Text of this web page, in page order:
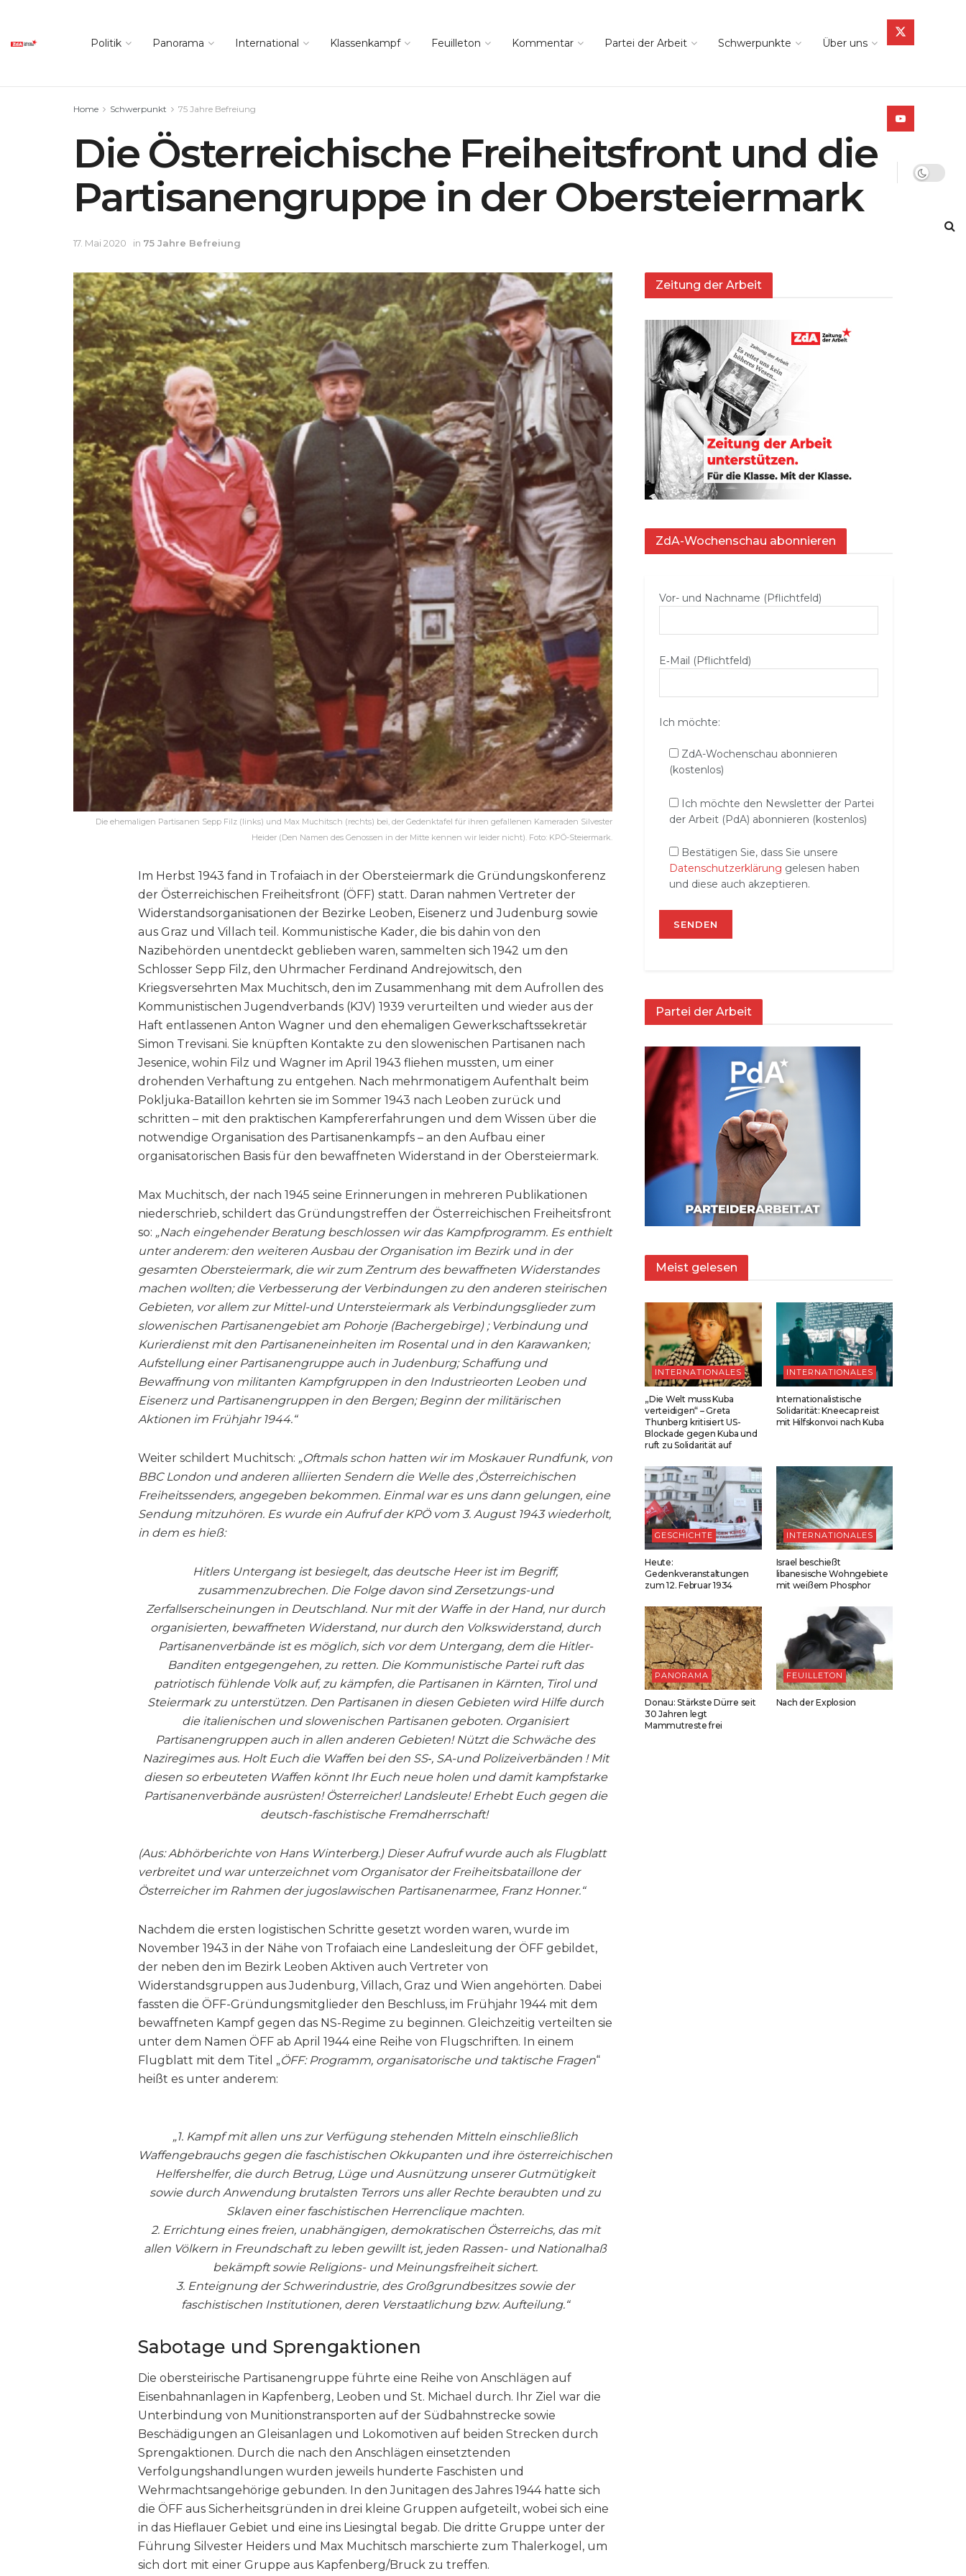
Politik Panorama International Klassenkampf Feuilleton Kommentar Partei der Arbeit Schwerpunkte Über uns
Home Schwerpunkt 75 Jahre Befreiung
Die Österreichische Freiheitsfront und die
Partisanengruppe in der Obersteiermark
17. Mai 2020 in 75 Jahre Befreiung
Die ehemaligen Partisanen Sepp Filz (links) und Max Muchitsch (rechts) bei, der Gedenktafel für ihren gefallenen Kameraden Silvester
Heider (Den Namen des Genossen in der Mitte kennen wir leider nicht). Foto: KPÖ-Steiermark.
Im Herbst 1943 fand in Trofaiach in der Obersteiermark die Gründungskonferenz
der Österreichischen Freiheitsfront (ÖFF) statt. Daran nahmen Vertreter der
Widerstandsorganisationen der Bezirke Leoben, Eisenerz und Judenburg sowie
aus Graz und Villach teil. Kommunistische Kader, die bis dahin von den
Nazibehörden unentdeckt geblieben waren, sammelten sich 1942 um den
Schlosser Sepp Filz, den Uhrmacher Ferdinand Andrejowitsch, den
Kriegsversehrten Max Muchitsch, den im Zusammenhang mit dem Aufrollen des
Kommunistischen Jugendverbands (KJV) 1939 verurteilten und wieder aus der
Haft entlassenen Anton Wagner und den ehemaligen Gewerkschaftssekretär
Simon Trevisani. Sie knüpften Kontakte zu den slowenischen Partisanen nach
Jesenice, wohin Filz und Wagner im April 1943 fliehen mussten, um einer
drohenden Verhaftung zu entgehen. Nach mehrmonatigem Aufenthalt beim
Pokljuka-Bataillon kehrten sie im Sommer 1943 nach Leoben zurück und
schritten – mit den praktischen Kampfererfahrungen und dem Wissen über die
notwendige Organisation des Partisanenkampfs – an den Aufbau einer
organisatorischen Basis für den bewaffneten Widerstand in der Obersteiermark.
Max Muchitsch, der nach 1945 seine Erinnerungen in mehreren Publikationen
niederschrieb, schildert das Gründungstreffen der Österreichischen Freiheitsfront
so: „Nach eingehender Beratung beschlossen wir das Kampfprogramm. Es enthielt
unter anderem: den weiteren Ausbau der Organisation im Bezirk und in der
gesamten Obersteiermark, die wir zum Zentrum des bewaffneten Widerstandes
machen wollten; die Verbesserung der Verbindungen zu den anderen steirischen
Gebieten, vor allem zur Mittel-und Untersteiermark als Verbindungsglieder zum
slowenischen Partisanengebiet am Pohorje (Bachergebirge) ; Verbindung und
Kurierdienst mit den Partisaneneinheiten im Rosental und in den Karawanken;
Aufstellung einer Partisanengruppe auch in Judenburg; Schaffung und
Bewaffnung von militanten Kampfgruppen in den Industrieorten Leoben und
Eisenerz und Partisanengruppen in den Bergen; Beginn der militärischen
Aktionen im Frühjahr 1944.“
Weiter schildert Muchitsch: „Oftmals schon hatten wir im Moskauer Rundfunk, von
BBC London und anderen alliierten Sendern die Welle des ‚Österreichischen
Freiheitssenders‚ angegeben bekommen. Einmal war es uns dann gelungen, eine
Sendung mitzuhören. Es wurde ein Aufruf der KPÖ vom 3. August 1943 wiederholt,
in dem es hieß:
Hitlers Untergang ist besiegelt, das deutsche Heer ist im Begriff,
zusammenzubrechen. Die Folge davon sind Zersetzungs-und
Zerfallserscheinungen in Deutschland. Nur mit der Waffe in der Hand, nur durch
organisierten, bewaffneten Widerstand, nur durch den Volkswiderstand, durch
Partisanenverbände ist es möglich, sich vor dem Untergang, dem die Hitler-
Banditen entgegengehen, zu retten. Die Kommunistische Partei ruft das
patriotisch fühlende Volk auf, zu kämpfen, die Partisanen in Kärnten, Tirol und
Steiermark zu unterstützen. Den Partisanen in diesen Gebieten wird Hilfe durch
die italienischen und slowenischen Partisanen geboten. Organisiert
Partisanengruppen auch in allen anderen Gebieten! Nützt die Schwäche des
Naziregimes aus. Holt Euch die Waffen bei den SS‑, SA-und Polizeiverbänden ! Mit
diesen so erbeuteten Waffen könnt Ihr Euch neue holen und damit kampfstarke
Partisanenverbände ausrüsten! Österreicher! Landsleute! Erhebt Euch gegen die
deutsch-faschistische Fremdherrschaft!
(Aus: Abhörberichte von Hans Winterberg.) Dieser Aufruf wurde auch als Flugblatt
verbreitet und war unterzeichnet vom Organisator der Freiheitsbataillone der
Österreicher im Rahmen der jugoslawischen Partisanenarmee, Franz Honner.“
Nachdem die ersten logistischen Schritte gesetzt worden waren, wurde im
November 1943 in der Nähe von Trofaiach eine Landesleitung der ÖFF gebildet,
der neben den im Bezirk Leoben Aktiven auch Vertreter von
Widerstandsgruppen aus Judenburg, Villach, Graz und Wien angehörten. Dabei
fassten die ÖFF-Gründungsmitglieder den Beschluss, im Frühjahr 1944 mit dem
bewaffneten Kampf gegen das NS-Regime zu beginnen. Gleichzeitig verteilten sie
unter dem Namen ÖFF ab April 1944 eine Reihe von Flugschriften. In einem
Flugblatt mit dem Titel „ÖFF: Programm, organisatorische und taktische Fragen“
heißt es unter anderem:
„1. Kampf mit allen uns zur Verfügung stehenden Mitteln einschließlich
Waffengebrauchs gegen die faschistischen Okkupanten und ihre österreichischen
Helfershelfer, die durch Betrug, Lüge und Ausnützung unserer Gutmütigkeit
sowie durch Anwendung brutalsten Terrors uns aller Rechte beraubten und zu
Sklaven einer faschistischen Herrenclique machten.
2. Errichtung eines freien, unabhängigen, demokratischen Österreichs, das mit
allen Völkern in Freundschaft zu leben gewillt ist, jeden Rassen- und Nationalhaß
bekämpft sowie Religions- und Meinungsfreiheit sichert.
3. Enteignung der Schwerindustrie, des Großgrundbesitzes sowie der
faschistischen Institutionen, deren Verstaatlichung bzw. Aufteilung.“
Sabotage und Sprengaktionen
Die obersteirische Partisanengruppe führte eine Reihe von Anschlägen auf
Eisenbahnanlagen in Kapfenberg, Leoben und St. Michael durch. Ihr Ziel war die
Unterbindung von Munitionstransporten auf der Südbahnstrecke sowie
Beschädigungen an Gleisanlagen und Lokomotiven auf beiden Strecken durch
Sprengaktionen. Durch die nach den Anschlägen einsetztenden
Verfolgungshandlungen wurden jeweils hunderte Faschisten und
Wehrmachtsangehörige gebunden. In den Junitagen des Jahres 1944 hatte sich
die ÖFF aus Sicherheitsgründen in drei kleine Gruppen aufgeteilt, wobei sich eine
in das Hieflauer Gebiet und eine ins Liesingtal begab. Die dritte Gruppe unter der
Führung Silvester Heiders und Max Muchitsch marschierte zum Thalerkogel, um
sich dort mit einer Gruppe aus Kapfenberg/Bruck zu treffen.
Zeitung der Arbeit
ZdA-Wochenschau abonnieren
Vor- und Nachname (Pflichtfeld)
E‑Mail (Pflichtfeld)
Ich möchte:
ZdA-Wochenschau abonnieren
(kostenlos)
Ich möchte den Newsletter der Partei
der Arbeit (PdA) abonnieren (kostenlos)
Bestätigen Sie, dass Sie unsere
Datenschutzerklärung gelesen haben
und diese auch akzeptieren.
Partei der Arbeit
Meist gelesen
INTERNATIONALES
„Die Welt muss Kuba
verteidigen“ – Greta
Thunberg kritisiert US-
Blockade gegen Kuba und
ruft zu Solidarität auf
INTERNATIONALES
Internationalistische
Solidarität: Kneecap reist
mit Hilfskonvoi nach Kuba
GESCHICHTE
Heute:
Gedenkveranstaltungen
zum 12. Februar 1934
INTERNATIONALES
Israel beschießt
libanesische Wohngebiete
mit weißem Phosphor
PANORAMA
Donau: Stärkste Dürre seit
30 Jahren legt
Mammutreste frei
FEUILLETON
Nach der Explosion